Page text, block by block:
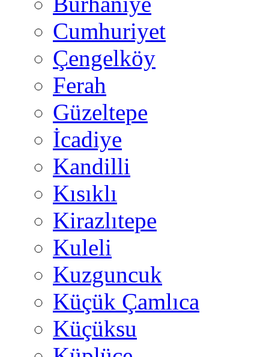
Cumhuriyet
Çengelköy
Ferah
Güzeltepe
İcadiye
Kandilli
Kısıklı
Kirazlıtepe
Kuleli
Kuzguncuk
Küçük Çamlıca
Küçüksu